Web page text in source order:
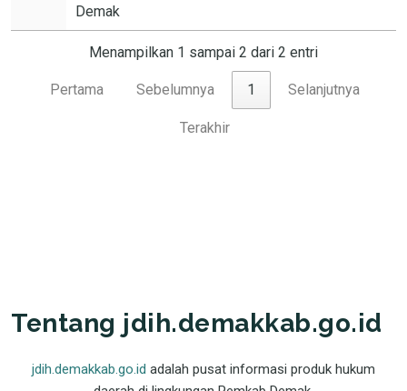
Demak
Menampilkan 1 sampai 2 dari 2 entri
Pertama Sebelumnya 1 Selanjutnya
Terakhir
Tentang jdih.demakkab.go.id
jdih.demakkab.go.id adalah pusat informasi produk hukum